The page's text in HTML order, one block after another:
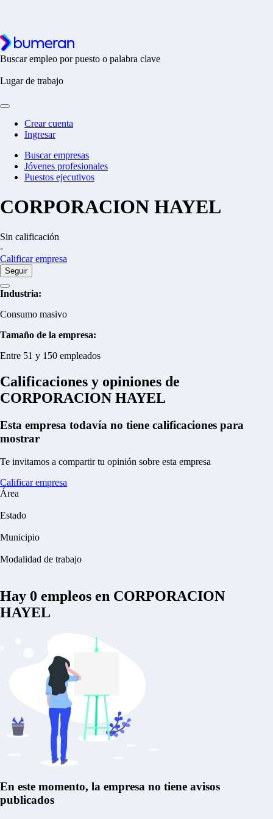
Buscar empleo por puesto o palabra clave
Lugar de trabajo
Crear cuenta
Ingresar
Buscar empresas
Jóvenes profesionales
Puestos ejecutivos
CORPORACION HAYEL
Sin calificación
-
Calificar empresa
Seguir
Industria:
Consumo masivo
Tamaño de la empresa:
Entre 51 y 150 empleados
Calificaciones y opiniones de
CORPORACION HAYEL
Esta empresa todavía no tiene calificaciones para
mostrar
Te invitamos a compartir tu opinión sobre esta empresa
Calificar empresa
Área
Estado
Municipio
Modalidad de trabajo
Hay 0 empleos en CORPORACION
HAYEL
En este momento, la empresa no tiene avisos
publicados